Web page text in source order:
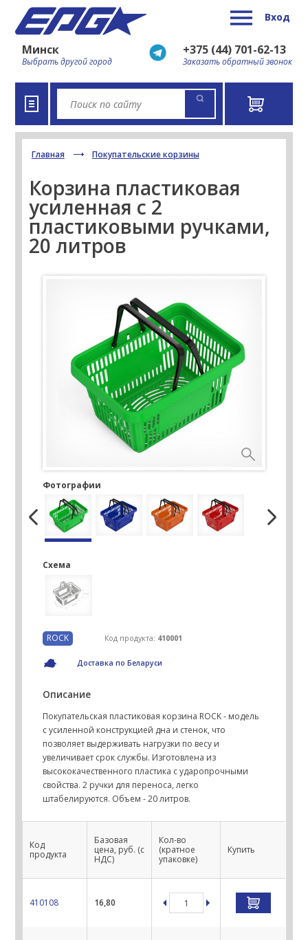
Вход
Минск
Выбрать другой город
+375 (44) 701-62-13
Заказать обратный звонок
Главная Покупательские корзины
Корзина пластиковая
усиленная с 2
пластиковыми ручками,
20 литров
Фотографии
Схема
ROCK Код продукта: 410001
Доставка по Беларуси
Описание
Покупательская пластиковая корзина ROCK - модель
с усиленной конструкцией дна и стенок, что
позволяет выдерживать нагрузки по весу и
увеличивает срок службы. Изготовлена из
высококачественного пластика с ударопрочными
свойства. 2 ручки для переноса, легко
штабелируются. Объем - 20 литров.
Код
продукта
Базовая
цена, руб. (с
НДС)
Кол-во
(кратное
упаковке)
Купить
410108 16,80